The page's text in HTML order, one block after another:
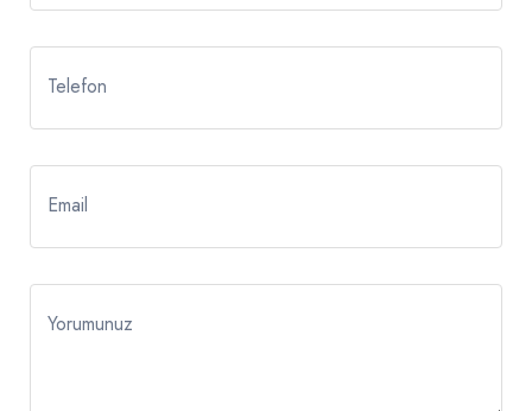
Telefon
Email
Yorumunuz